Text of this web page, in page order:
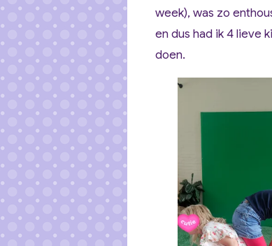
week), was zo
en dus had ik 4 lieve
doen.